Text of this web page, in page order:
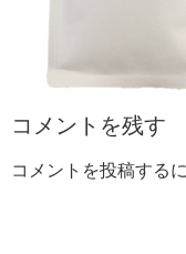
コメントを残す
コメントを投稿する